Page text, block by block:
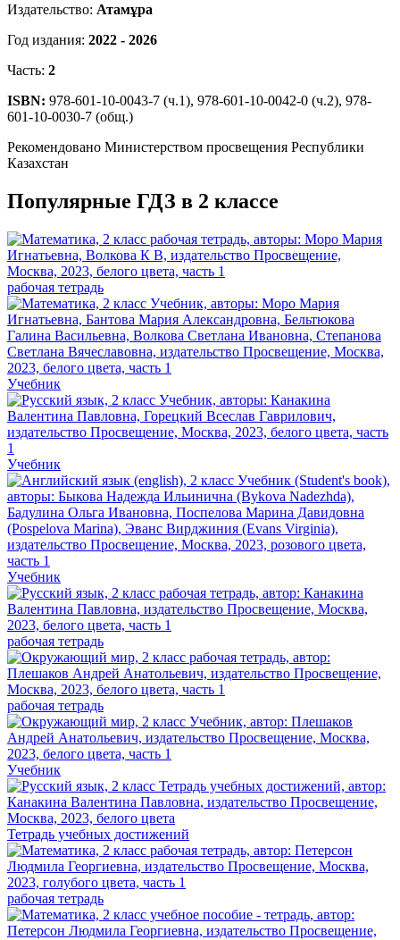
Издательство: Атамұра
Год издания: 2022 - 2026
Часть: 2
ISBN: 978-601-10-0043-7 (ч.1), 978-601-10-0042-0 (ч.2), 978-
601-10-0030-7 (общ.)
Рекомендовано Министерством просвещения Республики
Казахстан
Популярные ГДЗ в 2 классе
рабочая тетрадь
Учебник
Учебник
Учебник
рабочая тетрадь
рабочая тетрадь
Учебник
Тетрадь учебных достижений
рабочая тетрадь